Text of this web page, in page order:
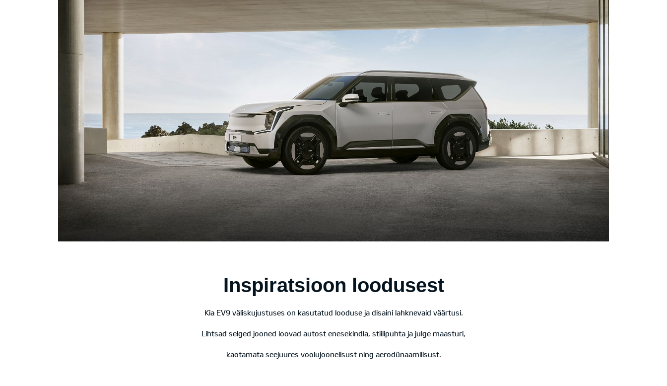
Inspiratsioon loodusest
Kia EV9 väliskujustuses on kasutatud looduse ja disaini lahknevaid väärtusi.
Lihtsad selged jooned loovad autost enesekindla, stiilipuhta ja julge maasturi,
kaotamata seejuures voolujoonelisust ning aerodünaamilisust.